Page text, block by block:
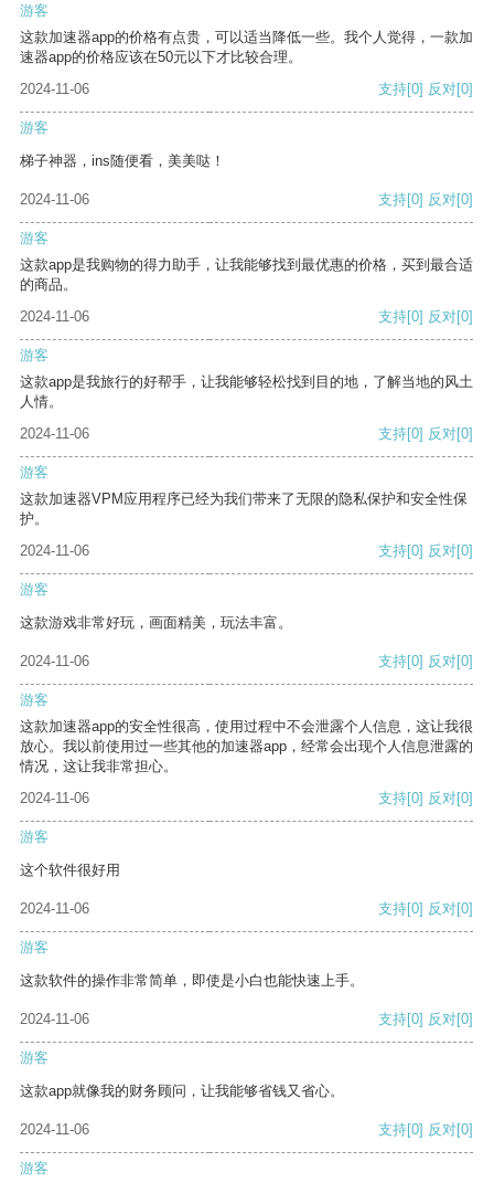
游客
这款加速器app的价格有点贵，可以适当降低一些。我个人觉得，一款加
速器app的价格应该在50元以下才比较合理。
2024-11-06
支持[0] 反对[0]
游客
梯子神器，ins随便看，美美哒！
2024-11-06 支持[0] 反对[0]
游客
这款app是我购物的得力助手，让我能够找到最优惠的价格，买到最合适
的商品。
2024-11-06
支持[0] 反对[0]
游客
这款app是我旅行的好帮手，让我能够轻松找到目的地，了解当地的风土
人情。
2024-11-06
支持[0] 反对[0]
游客
这款加速器VPM应用程序已经为我们带来了无限的隐私保护和安全性保
护。
2024-11-06
支持[0] 反对[0]
游客
这款游戏非常好玩，画面精美，玩法丰富。
2024-11-06 支持[0] 反对[0]
游客
这款加速器app的安全性很高，使用过程中不会泄露个人信息，这让我很
放心。我以前使用过一些其他的加速器app，经常会出现个人信息泄露的
情况，这让我非常担心。
2024-11-06
支持[0] 反对[0]
游客
这个软件很好用
2024-11-06 支持[0] 反对[0]
游客
这款软件的操作非常简单，即使是小白也能快速上手。
2024-11-06 支持[0] 反对[0]
游客
这款app就像我的财务顾问，让我能够省钱又省心。
2024-11-06 支持[0] 反对[0]
游客